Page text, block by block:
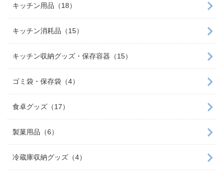
キッチン用品（18）
キッチン消耗品（15）
キッチン収納グッズ・保存容器（15）
ゴミ袋・保存袋（4）
食卓グッズ（17）
製菓用品（6）
冷蔵庫収納グッズ（4）